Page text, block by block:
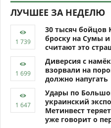
ЛУЧШЕЕ ЗА НЕДЕЛЮ
30 тысяч бойцов
броску на Сумы
считают это
Диверсия с
взорвали на
должно напугать
Удары по
украинский
Метинвест
уже говорит о